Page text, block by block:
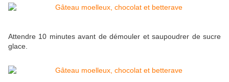
Attendre 10 minutes avant de démouler et saupoudrer de sucre
glace.